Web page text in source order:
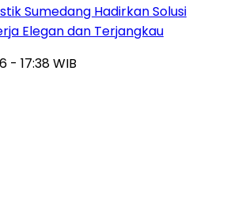
Sumedang Hadirkan Solusi
Elegan dan Terjangkau
- 17:38 WIB